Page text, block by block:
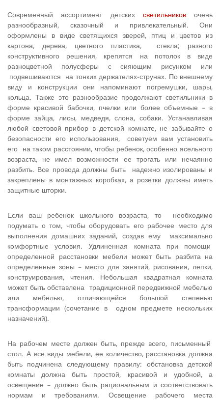
Современный ассортимент детских светильниковочень
разнообразный, сказочный и привлекательный. Они
оформлены в виде светящихся зверей, птиц и цветов из
картона, дерева, цветного плас­тика, стекла; разного
конструктивного решения, крепятся на потолок в виде
разноцветной полусферы с сияющим рисунком или
подвешиваются на тонких держате­лях-струнах. По внешнему
виду и конструкции они напоминают погремушки, шары,
кольца. Также это разнообразие продолжают светильники в
форме красивой бабочки, пчелки или более объемные – в
форме зайца, лисы, медведя, слона, собаки. Устанавливая
любой световой прибор в детской комнате, не забывайте о
безопасности его использования, советуем вам уста­новить
его на таком расстоянии, чтобы ребенок, особенно ясельного
возраста, не имел возможности ее трогать или нечаянно
разбить. Все про­вода должны быть надежно изолированы и
закреплены в монтажных коро­бках, а розетки должны иметь
защитные шторки.
Если ваш ребенок школьного возраста, то необходимо
подумать о том, чтобы оборудовать его рабочее место для
выполнения домашних заданий, создав ему максимально
комфортные условия. Удлиненная комната при помощи
определенной расстановки мебели может быть разбита на
определенные зоны – место для занятий, рисования, лепки,
конструирования, чтения. Небольшая квадратная комната
может быть обставлена традиционной передвижной мебелью
или мебелью, отличающейся большой степенью
трансформации (сочетание в одном предмете нескольких
назначений).
На рабочем месте должен быть, прежде всего, письменный
стол. А все виды мебели, ее количество, расстановка должна
быть подчинена следующему правилу: обстановка детской
комнаты должна быть простой, красивой и удобной, а
освещение – должно быть рациональным и соответствовать
нормам и требованиям. Освещение рабочего места